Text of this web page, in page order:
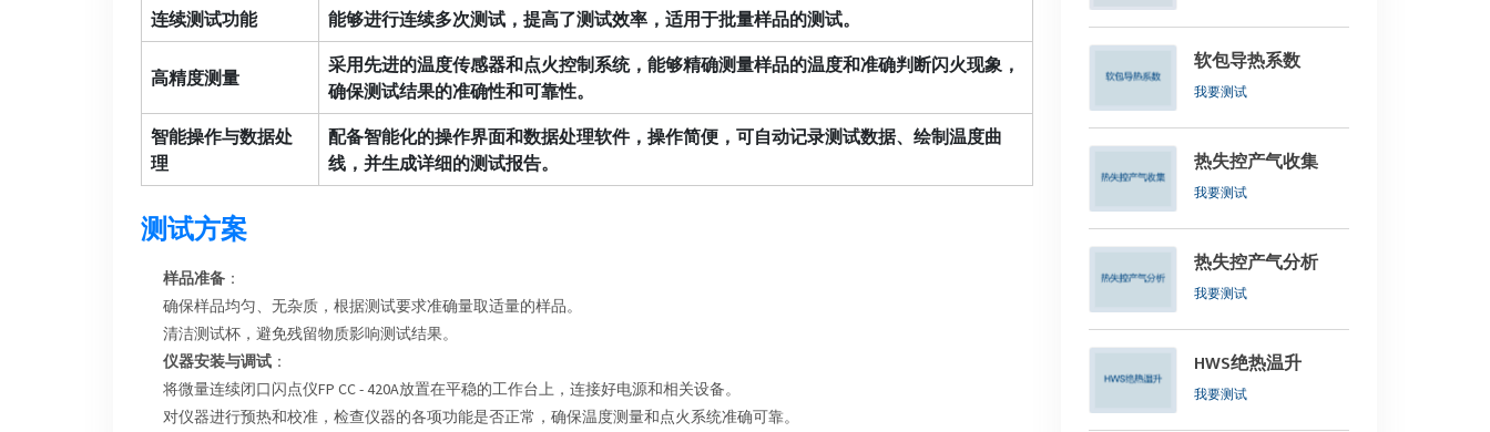
连续测试功能 能够进行连续多次测试，提高了测试效率，适用于批量样品的测试。
高精度测量
采用先进的温度传感器和点火控制系统，能够精确测量样品的温度和准确判断闪火现象，
确保测试结果的准确性和可靠性。
智能操作与数据处
理
配备智能化的操作界面和数据处理软件，操作简便，可自动记录测试数据、绘制温度曲
线，并生成详细的测试报告。
测试方案
样品准备 ：
确保样品均匀、无杂质，根据测试要求准确量取适量的样品。
清洁测试杯，避免残留物质影响测试结果。
仪器安装与调试 ：
将微量连续闭口闪点仪FP CC - 420A放置在平稳的工作台上，连接好电源和相关设备。
对仪器进行预热和校准，检查仪器的各项功能是否正常，确保温度测量和点火系统准确可靠。
软包导热系数
我要测试
热失控产气收集
我要测试
热失控产气分析
我要测试
HWS绝热温升
我要测试